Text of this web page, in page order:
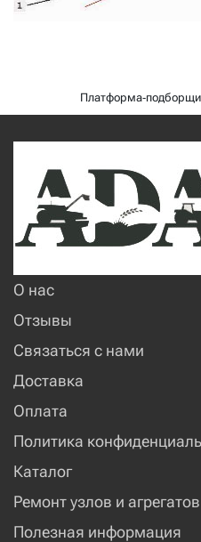
Платформа-
О нас
Отзывы
Связаться с нами
Доставка
Оплата
Политика
Каталог
Ремонт узлов и агрегатов
Полезная информация